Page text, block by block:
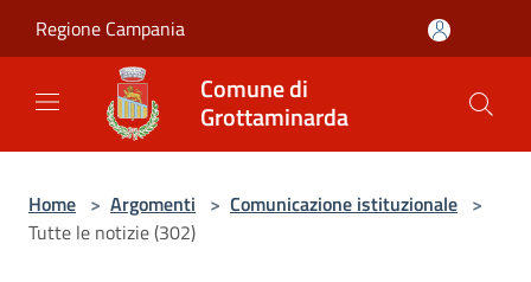
Regione Campania
Comune di
Grottaminarda
Home > Argomenti > Comunicazione istituzionale >
Tutte le notizie (302)